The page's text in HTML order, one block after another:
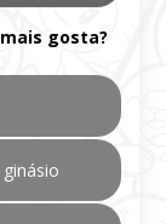
gosta?